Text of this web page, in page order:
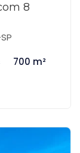
8
700 m²